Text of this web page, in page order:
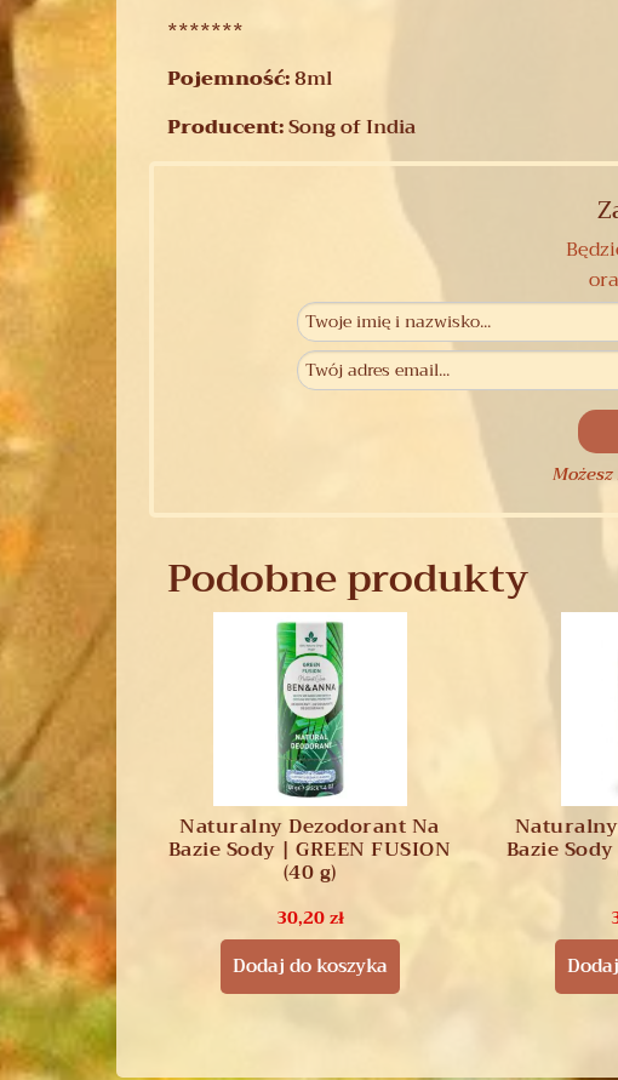
*******
Pojemność:8ml
Producent:Song of India
Podobne produkty
Naturalny Dezodorant Na
Bazie Sody | GREEN FUSION
(40 g)
30,20zł
Dodaj do koszyka
Bazie